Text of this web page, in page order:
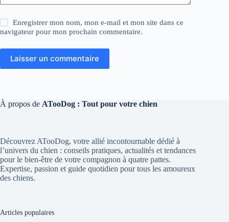
Enregistrer mon nom, mon e-mail et mon site dans ce
navigateur pour mon prochain commentaire.
Laisser un commentaire
À propos de ATooDog : Tout pour votre chien
Découvrez ATooDog, votre allié incontournable dédié à
l’univers du chien : conseils pratiques, actualités et tendances
pour le bien-être de votre compagnon à quatre pattes.
Expertise, passion et guide quotidien pour tous les amoureux
des chiens.
Articles populaires